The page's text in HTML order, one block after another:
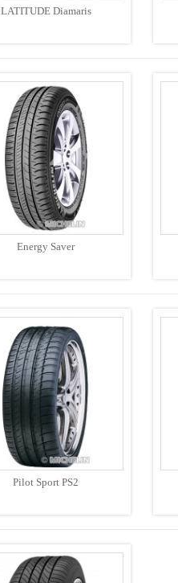
LATITUDE Diamaris
Energy Saver
Pilot Sport PS2